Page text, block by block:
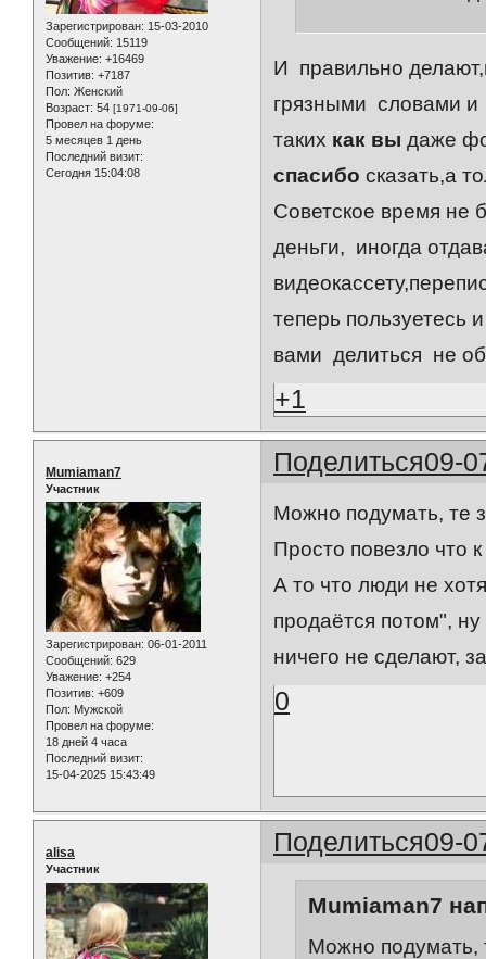
Зарегистрирован: 15-03-2010
Сообщений: 15119
Уважение: +16469
Позитив: +7187
Пол: Женский
Возраст: 54 [1971-09-06]
Провел на форуме:
5 месяцев 1 день
Последний визит:
Сегодня 15:04:08
И правильно
грязными словами и
таких как вы даже
спасибо сказать,а
Советское время не
деньги, иногда
теперь пользуетесь
вами делиться не
+1
Поделиться09-
Mumiaman7
Участник
Зарегистрирован: 06-01-2011
Сообщений: 629
Уважение: +254
Позитив: +609
Пол: Мужской
Провел на форуме:
18 дней 4 часа
Последний визит:
15-04-2025 15:43:49
Можно подумать, те
Просто повезло что
А то что люди не
продаётся потом",
ничего не сделают,
0
Поделиться09-
alisa
Участник
Mumiaman7
Можно подумать,